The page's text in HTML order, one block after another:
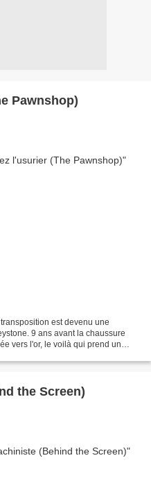
Pawnshop)
est devenu une
9 ans avant la chaussure
vers l'or, le voilà qui prend un
the Screen)